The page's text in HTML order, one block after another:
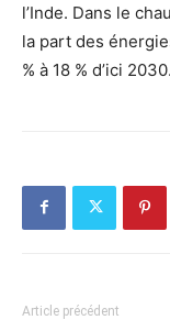
l’Inde. Dans le
la part des
% à 18 % d’ici
Article précédent